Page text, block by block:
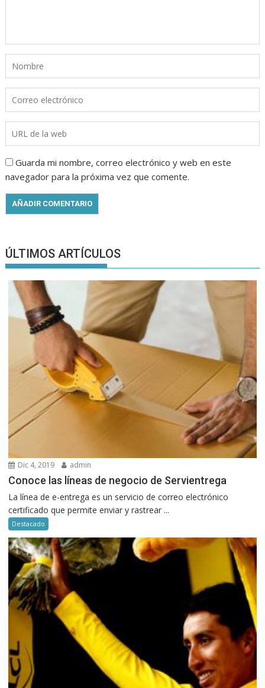
Guarda mi nombre, correo electrónico y web en este
navegador para la próxima vez que comente.
ÚLTIMOS ARTÍCULOS
Dic 4, 2019 admin
Conoce las líneas de negocio de Servientrega
La línea de e-entrega es un servicio de correo electrónico
certificado que permite enviar y rastrear ...
Destacado